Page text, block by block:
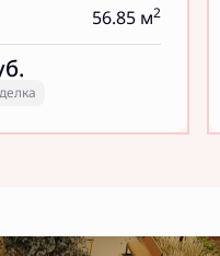
56.85 м2